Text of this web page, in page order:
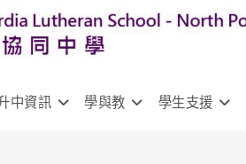
中資訊 學與教 學生支援